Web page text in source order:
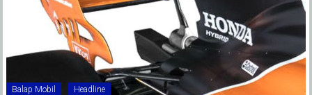
Balap Mobil Headline